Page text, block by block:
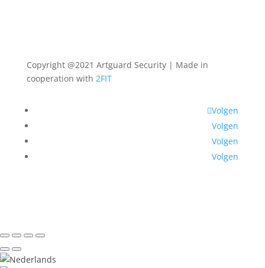
Copyright @2021 Artguard Security | Made in
cooperation with 2FIT
Volgen
Volgen
Volgen
Volgen